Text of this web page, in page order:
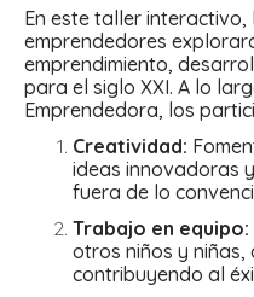
En este taller interactivo,
emprendedores
emprendimiento,
para el siglo XXI. A lo
Emprendedora, los
Creatividad:
ideas innovadoras
fuera de lo
Trabajo en equipo:
otros niños y
contribuyendo al